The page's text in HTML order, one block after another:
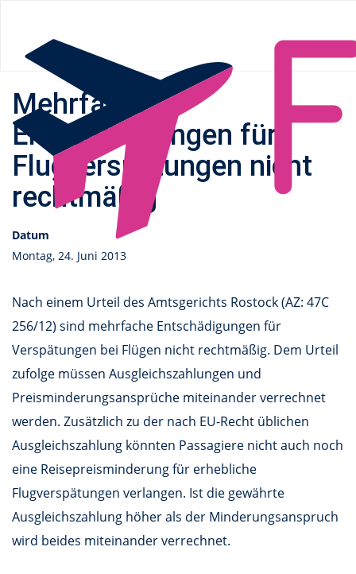
Mehrfache
Entschädigungen für
Flugverspätungen nicht
rechtmäßig
Datum
Montag, 24. Juni 2013
Nach einem Urteil des Amtsgerichts Rostock (AZ: 47C
256/12) sind mehrfache Entschädigungen für
Verspätungen bei Flügen nicht rechtmäßig. Dem Urteil
zufolge müssen Ausgleichszahlungen und
Preisminderungsansprüche miteinander verrechnet
werden. Zusätzlich zu der nach EU-Recht üblichen
Ausgleichszahlung könnten Passagiere nicht auch noch
eine Reisepreisminderung für erhebliche
Flugverspätungen verlangen. Ist die gewährte
Ausgleichszahlung höher als der Minderungsanspruch
wird beides miteinander verrechnet.